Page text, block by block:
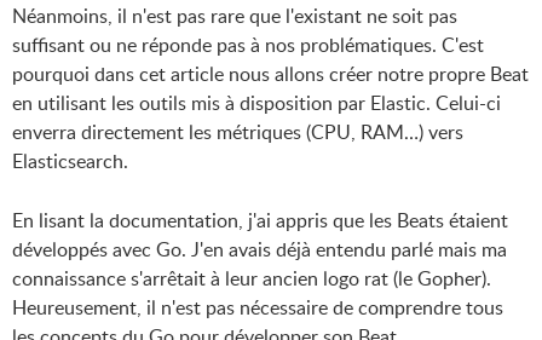
Néanmoins, il n'est pas rare que l'existant ne soit pas
suffisant ou ne réponde pas à nos problématiques. C'est
pourquoi dans cet article nous allons créer notre propre Beat
en utilisant les outils mis à disposition par Elastic. Celui-ci
enverra directement les métriques (CPU, RAM…) vers
Elasticsearch.
En lisant la documentation, j'ai appris que les Beats étaient
développés avec Go. J'en avais déjà entendu parlé mais ma
connaissance s'arrêtait à leur ancien logo rat (le Gopher).
Heureusement, il n'est pas nécessaire de comprendre tous